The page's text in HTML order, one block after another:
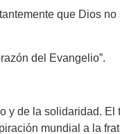
que Dios
del Evangelio”.
y de la solidaridad.
mundial a la